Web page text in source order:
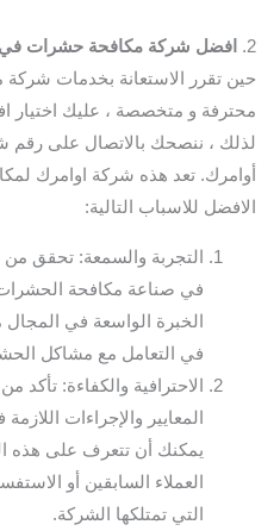
2.
افضل شركة مكافحة حشرات
حين تقرر الاستعانة بخدمات
محترفة و متخصصة ، عليك
لذلك ، ننصحك بالاتصال على
أوامرك. تعد هذه شركة اوامرك
الافضل للاسباب التالية:
التجربة والسمعة: تحقق
في صناعة مكافحة
الخبرة الواسعة في المجال
في التعامل مع مشاكل
الاحترافية والكفاءة: تأكد
المعايير والإجراءات
يمكنك أن تتعرف على هذه
العملاء السابقين أو
التي تمتلكها الشركة.